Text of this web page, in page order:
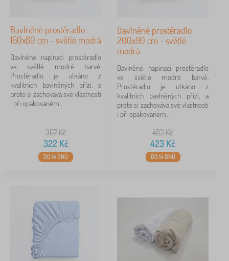
zelená
7
mix barev
6
zobrazit
více >
1 039 Kč
Dostupnost
Podkategorie
Bavlněné prostěradlo
160x80 cm - světlé modrá
Bavlněné napínací prostěradlo
ve světlé modré barvě.
Prostěradlo je utkáno z
kvalitních bavlněných přízí, a
proto si zachovává své vlastnosti
i při opakovaném...
367Kč
322Kč
DO 14 DNŮ
Bavlněné prostěradlo
200x90 cm - světlé
modrá
Bavlněné napínací prostěradlo
ve světlé modré barvě.
Prostěradlo je utkáno z
kvalitních bavlněných přízí, a
proto si zachovává své vlastnosti
i při opakovaném...
483Kč
423 Kč
DO 14 DNŮ